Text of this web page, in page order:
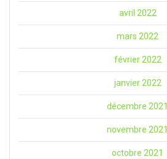
avril 2022
mars 2022
février 2022
janvier 2022
décembre 2021
novembre 2021
octobre 2021